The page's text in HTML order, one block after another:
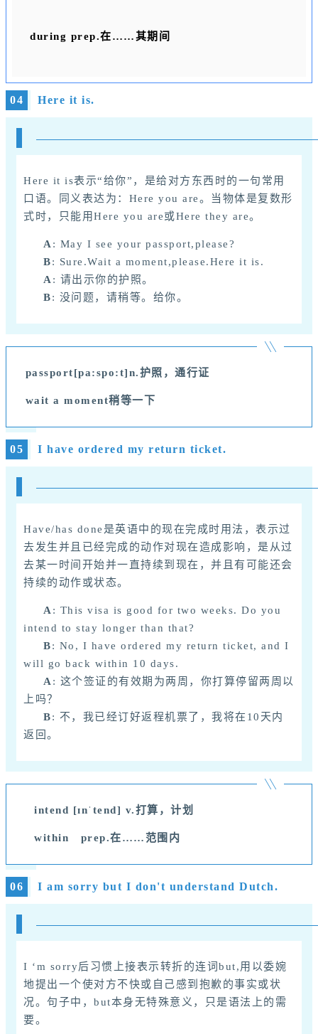
during prep.在……其期间
04 Here it is.
Here it is表示“给你”，是给对方东西时的一句常用
口语。同义表达为：Here you are。当物体是复数形
式时，只能用Here you are或Here they are。
A : May I see your passport,please?
B: Sure.Wait a moment,please.Here it is.
A : 请出示你的护照。
B: 没问题，请稍等。给你。
passport[pa:spo:t]n.护照，通行证
wait a moment稍等一下
05 I have ordered my return ticket.
Have/has done是英语中的现在完成时用法，表示过
去发生并且已经完成的动作对现在造成影响，是从过
去某一时间开始并一直持续到现在，并且有可能还会
持续的动作或状态。
A : This visa is good for two weeks. Do you
intend to stay longer than that?
B: No, I have ordered my return ticket, and I
will go back within 10 days.
A : 这个签证的有效期为两周，你打算停留两周以
上吗？
B: 不，我已经订好返程机票了，我将在10天内
返回。
intend [ɪnˈtend] v.打算，计划
within prep.在……范围内
06 I am sorry but I don't understand Dutch.
I ‘m sorry后习惯上接表示转折的连词but,用以委婉
地提出一个使对方不快或自己感到抱歉的事实或状
况。句子中，but本身无特殊意义，只是语法上的需
要。